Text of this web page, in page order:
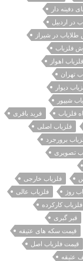
دفینه دار
در اردبیل
در شیراز
فلزیاب
اهواز
تهران
دیوار
شیپور
فلزیاب
فرید باقری
فلزیاب اصلی
برورجرد
تصویری
فلزیاب خارجی
روژ
فلزیاب عالی
فلزیاب کارکرده
قبر گبری
قیمت سکه های عتیقه
قیمت فلزیاب اصل
عتیقه